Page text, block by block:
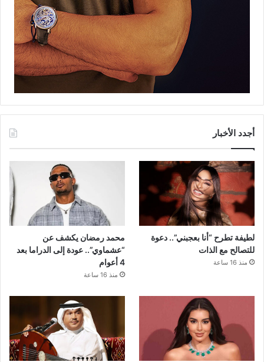
أجدد الأخبار
لطيفة تطرح “أنا بعجبني”.. دعوة
للتصالح مع الذات
منذ 16 ساعة
محمد رمضان يكشف عن
“عشماوي”.. عودة إلى الدراما بعد
4 أعوام
منذ 16 ساعة